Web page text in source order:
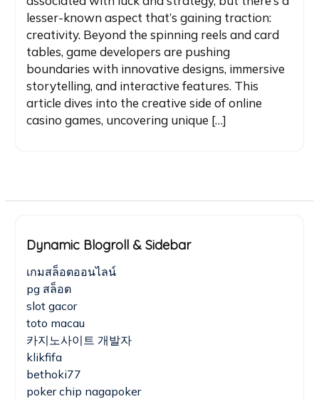
lesser-known aspect that’s gaining traction:
creativity. Beyond the spinning reels and card
tables, game developers are pushing
boundaries with innovative designs, immersive
storytelling, and interactive features. This
article dives into the creative side of online
casino games, uncovering unique […]
Dynamic Blogroll & Sidebar
เกมสล็อตออนไลน์
pg สล็อต
slot gacor
toto macau
카지노사이트 개발자
klikfifa
bethoki77
poker chip nagapoker